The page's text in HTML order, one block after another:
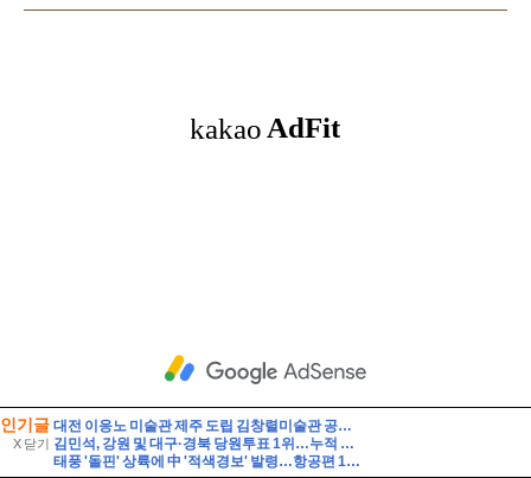
인기글
X 닫기
대전 이응노 미술관 제주 도립 김창렬미술관 공동기획 이응노김창열 대전산책로 한밭수목원 산책
김민석, 강원 및 대구·경북 당원투표 1위…누적 합산1.45%P차 박빙
태풍 '돌핀' 상륙에 中 '적색경보' 발령…항공편 1300편 취소